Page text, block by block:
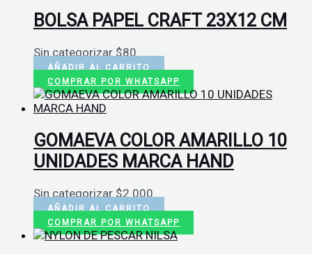
BOLSA PAPEL CRAFT 23X12 CM
Sin categorizar $80
AÑADIR AL CARRITO
COMPRAR POR WHATSAPP
GOMAEVA COLOR AMARILLO 10
UNIDADES MARCA HAND
Sin categorizar $2.000
AÑADIR AL CARRITO
COMPRAR POR WHATSAPP